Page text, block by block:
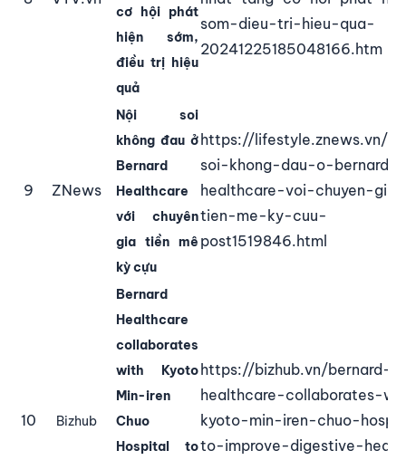
cơ hội phát
hiện sớm,
điều trị hiệu
quả
som-dieu-tri-hieu-qua-
20241225185048166.htm
9 ZNews
Nội soi
không đau ở
Bernard
Healthcare
với chuyên
gia tiền mê
kỳ cựu
https://lifestyle.znews.vn/
soi-khong-dau-o-bernard-
healthcare-voi-chuyen-gia-
tien-me-ky-cuu-
post1519846.html
10 Bizhub
Bernard
Healthcare
collaborates
with Kyoto
Min-iren
Chuo
Hospital to
https://bizhub.vn/bernard-
healthcare-collaborates-
kyoto-min-iren-chuo-
to-improve-digestive-